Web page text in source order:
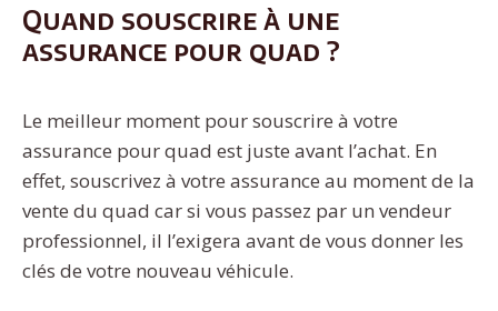
Quand souscrire à une
assurance pour quad ?
Le meilleur moment pour souscrire à votre
assurance pour quad est juste avant l’achat. En
effet, souscrivez à votre assurance au moment de la
vente du quad car si vous passez par un vendeur
professionnel, il l’exigera avant de vous donner les
clés de votre nouveau véhicule.